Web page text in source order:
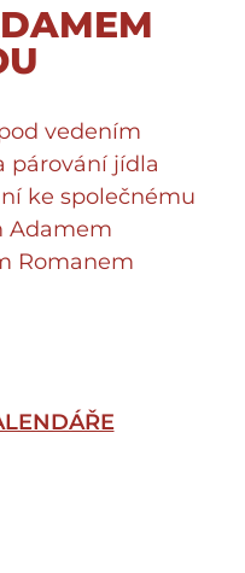
vedením
párování jídla
ke společnému
Adamem
Romanem